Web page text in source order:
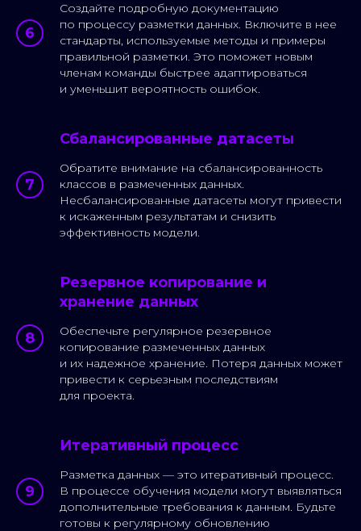
Создайте подробную документацию
по процессу разметки данных. Включите в нее
стандарты, используемые методы и примеры
правильной разметки. Это поможет новым
членам команды быстрее адаптироваться
и уменьшит вероятность ошибок.
Сбалансированные датасеты
Обратите внимание на сбалансированность
классов в размеченных данных.
Несбалансированные датасеты могут привести
к искаженным результатам и снизить
эффективность модели.
Резервное копирование и
хранение данных
Обеспечьте регулярное резервное
копирование размеченных данных
и их надежное хранение. Потеря данных может
привести к серьезным последствиям
для проекта.
Итеративный процесс
Разметка данных — это итеративный процесс.
В процессе обучения модели могут выявляться
дополнительные требования к данным. Будьте
готовы к регулярному обновлению
с нами?
связаться
Как
+7 495 120-90-14
Опишите вашу задачу
Телефон